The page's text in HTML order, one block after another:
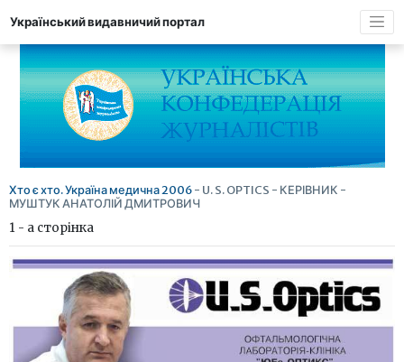
Український видавничий портал
Хто є хто. Україна медична 2006- U. S. OPTICS - КЕРІВНИК -
МУШТУК АНАТОЛІЙ ДМИТРОВИЧ
1 - а сторінка